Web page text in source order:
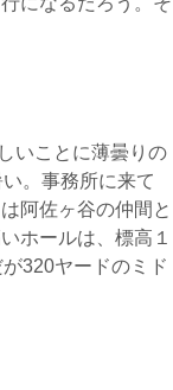
いことに薄曇りの
。事務所に来て
阿佐ヶ谷の仲間と
ホールは、標高１
320ヤードのミド